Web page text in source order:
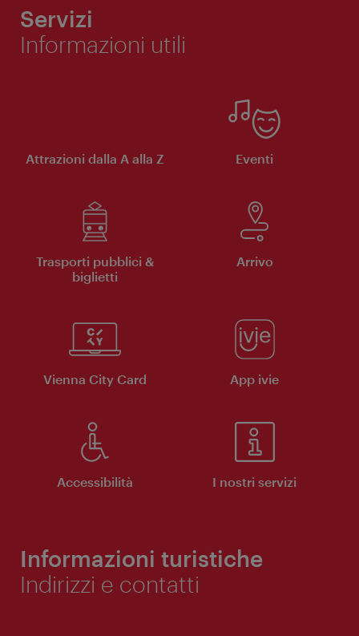
Servizi
Informazioni utili
Attrazioni dalla A alla Z Eventi
Trasporti pubblici &
biglietti
Arrivo
Vienna City Card App ivie
Accessibilità I nostri servizi
Informazioni turistiche
Indirizzi e contatti